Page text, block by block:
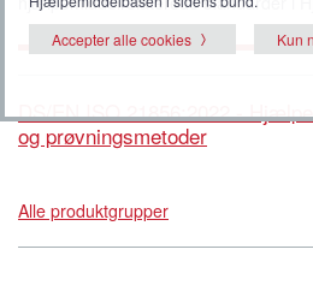
DS/EN ISO 21856:2022 -
og prøvningsmetoder
Alle produktgrupper
Accepter alle cookies
Kun